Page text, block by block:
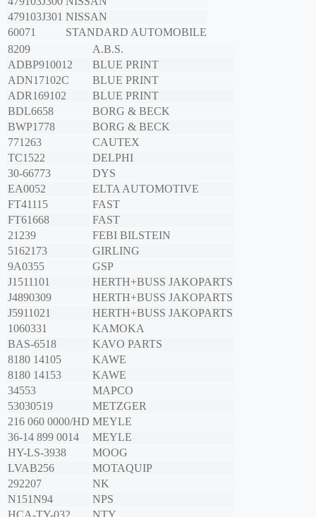
479103J301 NISSAN
60071
STANDARD AUTOMOBILE
8209
A.B.S.
ADBP910012
BLUE PRINT
ADN17102C
BLUE PRINT
ADR169102
BLUE PRINT
BDL6658
BORG & BECK
BWP1778
BORG & BECK
771263
CAUTEX
TC1522
DELPHI
30-66773
DYS
EA0052
ELTA AUTOMOTIVE
FT41115
FAST
FT61668
FAST
21239
FEBI BILSTEIN
5162173
GIRLING
9A0355
GSP
J1511101
HERTH+BUSS JAKOPARTS
J4890309
HERTH+BUSS JAKOPARTS
J5911021
HERTH+BUSS JAKOPARTS
1060331
KAMOKA
BAS-6518
KAVO PARTS
8180 14105
KAWE
8180 14153
KAWE
34553
MAPCO
53030519
METZGER
216 060 0000/HD MEYLE
36-14 899 0014
MEYLE
HY-LS-3938
MOOG
LVAB256
MOTAQUIP
292207
NK
N151N94
NPS